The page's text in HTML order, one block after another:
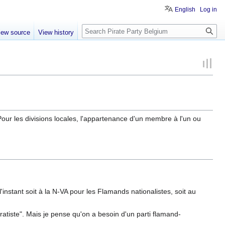
les divisions locales, l'appartenance d'un membre à l'un ou
soit à la N-VA pour les Flamands nationalistes, soit au
Mais je pense qu'on a besoin d'un parti flamand-
English Log in
source View history Search